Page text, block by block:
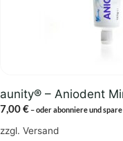
aunity® – Aniodent
7,00€ –oder abonniere und spare
zzgl. Versand